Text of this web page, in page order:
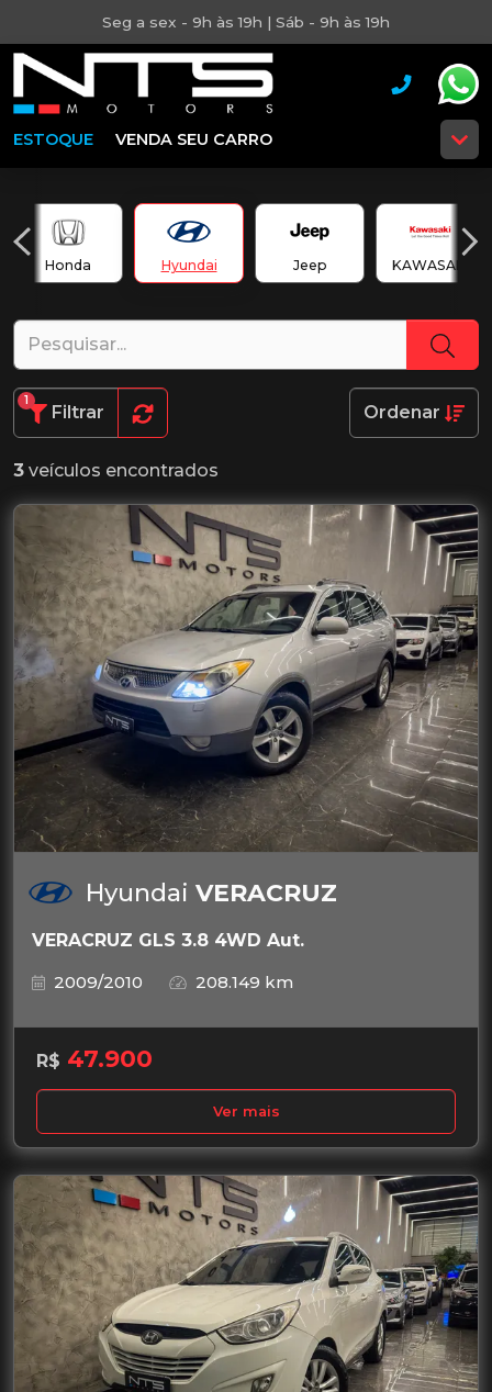
Seg a sex - 9h às 19h | Sáb - 9h às 19h
ESTOQUE VENDA SEU CARRO
Honda Hyundai Jeep KAWASAKI
Filtrar
1
Ordenar
3 veículos encontrados
Hyundai VERACRUZ
VERACRUZ GLS 3.8 4WD Aut.
2009/2010
208.149 km
R$ 47.900
Ver mais